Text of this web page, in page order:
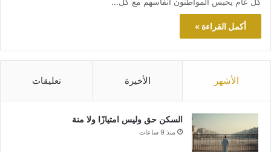
أكمل القراءة »
الأشهر الأخيرة تعليقات
السكن حق وليس امتيازًا ولا منة
منذ 9 ساعات